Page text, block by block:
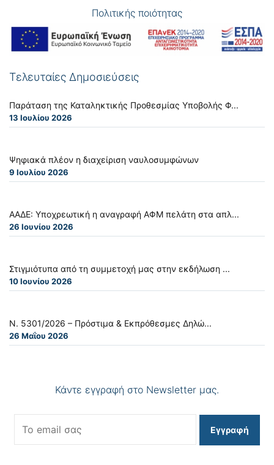
Πολιτικής ποιότητας
Τελευταίες Δημοσιεύσεις
Παράταση της Καταληκτικής Προθεσμίας Υποβολής Φ...
13 Ιουλίου 2026
Ψηφιακά πλέον η διαχείριση ναυλοσυμφώνων
9 Ιουλίου 2026
ΑΑΔΕ: Υποχρεωτική η αναγραφή ΑΦΜ πελάτη στα απλ...
26 Ιουνίου 2026
Στιγμιότυπα από τη συμμετοχή μας στην εκδήλωση ...
10 Ιουνίου 2026
Ν. 5301/2026 – Πρόστιμα & Εκπρόθεσμες Δηλώ...
26 Μαΐου 2026
Κάντε εγγραφή στο Newsletter μας.
Εγγραφή